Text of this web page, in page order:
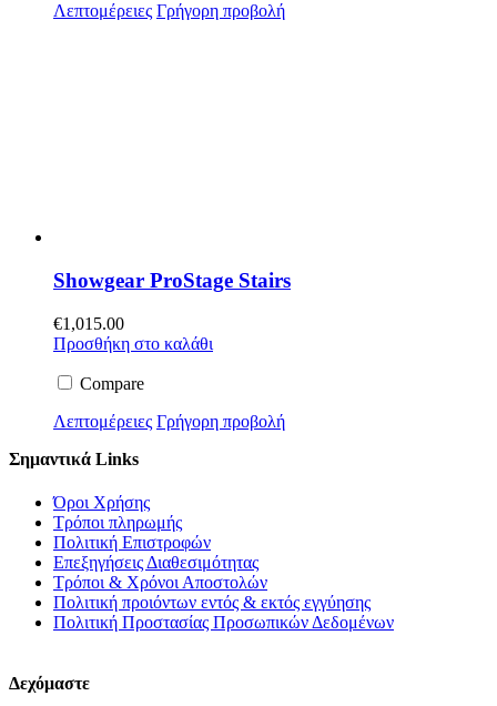
Λεπτομέρειες Γρήγορη προβολή
Showgear ProStage Stairs
€1,015.00
Προσθήκη στο καλάθι
Compare
Λεπτομέρειες Γρήγορη προβολή
Σημαντικά Links
Όροι Χρήσης
Τρόποι πληρωμής
Πολιτική Επιστροφών
Επεξηγήσεις Διαθεσιμότητας
Τρόποι & Χρόνοι Αποστολών
Πολιτική προιόντων εντός & εκτός εγγύησης
Πολιτική Προστασίας Προσωπικών Δεδομένων
Δεχόμαστε